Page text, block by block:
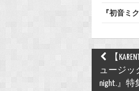
『初音ミ
Post
【
ュージッ
night.』